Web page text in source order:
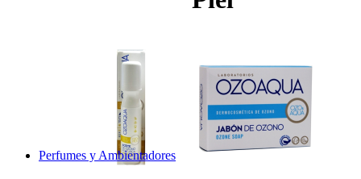
Perfumes y Ambientadores